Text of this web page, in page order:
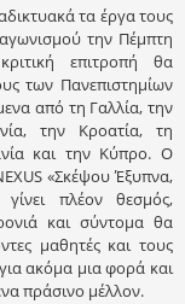
τα έργα τους
την Πέμπτη
επιτροπή θα
των Πανεπιστημίων
από τη Γαλλία, την
την Κροατία, τη
και την Κύπρο. Ο
«Σκέψου Έξυπνα,
πλέον θεσμός,
και σύντομα θα
μαθητές και τους
ακόμα μια φορά και
πράσινο μέλλον.